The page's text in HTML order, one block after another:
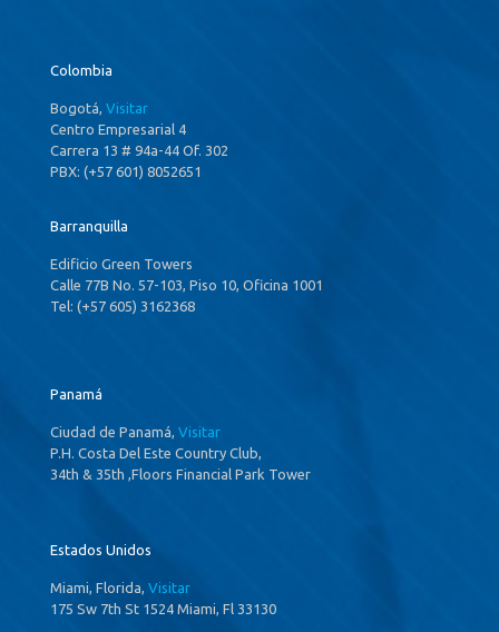
Colombia
Bogotá, Visitar
Centro Empresarial 4
Carrera 13 # 94a-44 Of. 302
PBX: (+57 601) 8052651
Barranquilla
Edificio Green Towers
Calle 77B No. 57-103, Piso 10, Oficina 1001
Tel: (+57 605) 3162368
Panamá
Ciudad de Panamá, Visitar
P.H. Costa Del Este Country Club,
34th & 35th ,Floors Financial Park Tower
Estados Unidos
Miami, Florida, Visitar
175 Sw 7th St 1524 Miami, Fl 33130